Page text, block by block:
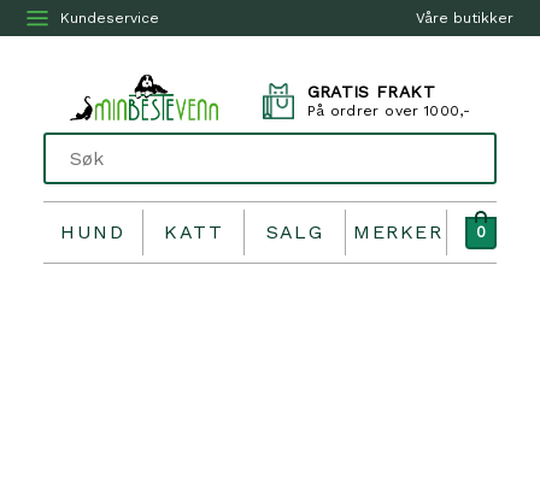
Våre butikker
Kundeservice
GRATIS FRAKT
På ordrer over 1000,-
HUND KATT SALG MERKER 0